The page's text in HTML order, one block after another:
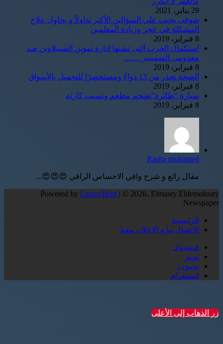
29 يناير، 2021
شوقى يجيب على السؤالين الأكثر تداولاً و يحاول علاج
المشكلة في عجز وزيادة المعلمين
8 فبراير، 2019
استكمال الحرب التى تشنها إدارة تموين السنبلاوين ضد
معدومى الضمييير…….
8 فبراير، 2019
الصحة تحذر من 13 دواءً ومستحضرًا للتجميل بالأسواق
8 فبراير، 2019
سيارة "طائرة"تقتحم مطعم وتسبب كارثة
8 فبراير، 2019
Rasha mohamed
مقال رائع و شرح وافي الاحساس الراقي 😍😍😍...
Powered by LameyHost | © 2026، Elmasry Eldemokraty
Newspaper
الرئيسية
الإتصال بنا و الإعلان معنا
فيسبوك
تويتر
يوتيوب
انستقرام
زر الذهاب إلى الأعلى